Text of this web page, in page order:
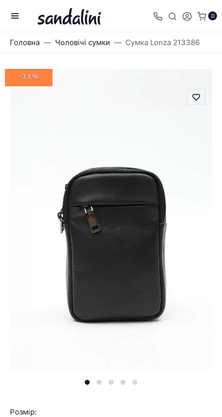
0
Головна Чоловічі сумки Сумка Lonza 213386
-31%
Розмір: